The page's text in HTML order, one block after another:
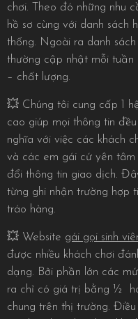
chơi. Theo đó những nhu
hồ sơ cùng với danh sách
thống. Ngoài ra danh
thường cập nhật mỗi
– chất lượng.
💥 Chúng tôi cung cấp 1
cao giúp mọi thông tin
nghĩa với việc các khách
và các em gái cứ yên
đổi thông tin giao dịch.
từng ghi nhận trường hợp
tráo hàng.
💥 Website gái gọi sinh
được nhiều khách chơi
dạng. Bởi phần lớn các
ra chỉ có giá trị bằng ½
chung trên thị trường.